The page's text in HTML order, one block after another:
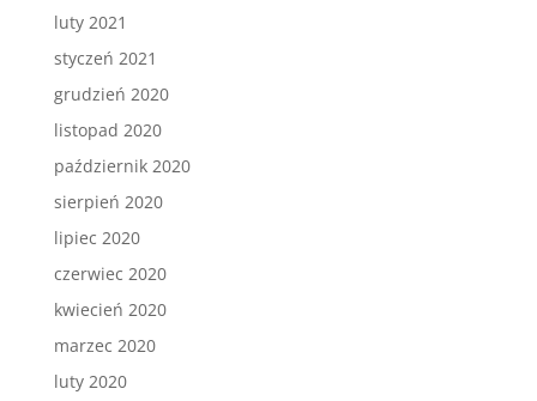
luty 2021
styczeń 2021
grudzień 2020
listopad 2020
październik 2020
sierpień 2020
lipiec 2020
czerwiec 2020
kwiecień 2020
marzec 2020
luty 2020